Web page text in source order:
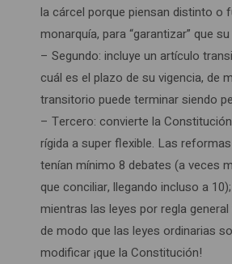
la cárcel porque piensan distinto o
monarquía, para “garantizar” que
– Segundo: incluye un artículo
cuál es el plazo de su vigencia, de
transitorio puede terminar siendo
– Tercero: convierte la
rígida a super flexible. Las
tenían mínimo 8 debates (a veces
que conciliar, llegando incluso a
mientras las leyes por regla
de modo que las leyes ordinarias
modificar ¡que la Constitución!